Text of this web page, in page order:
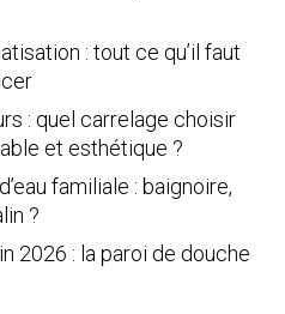
: tout ce qu’il faut
: quel carrelage choisir
et esthétique ?
familiale : baignoire,
?
2026 : la paroi de douche